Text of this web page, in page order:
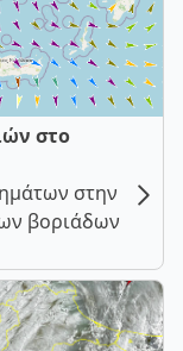
στο
στην
βοριάδων